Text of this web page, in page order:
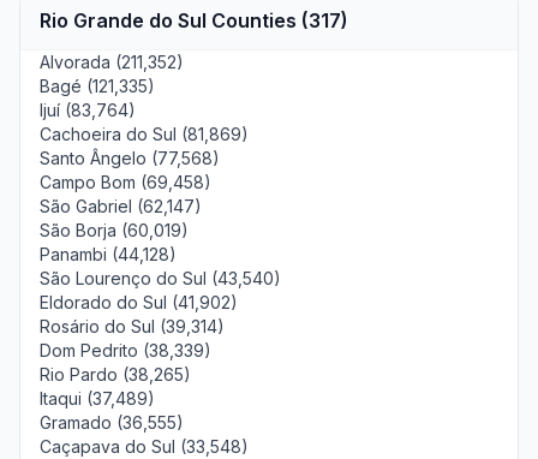
Rio Grande do Sul Counties (317)
Alvorada (211,352)
Bagé (121,335)
Ijuí (83,764)
Cachoeira do Sul (81,869)
Santo Ângelo (77,568)
Campo Bom (69,458)
São Gabriel (62,147)
São Borja (60,019)
Panambi (44,128)
São Lourenço do Sul (43,540)
Eldorado do Sul (41,902)
Rosário do Sul (39,314)
Dom Pedrito (38,339)
Rio Pardo (38,265)
Itaqui (37,489)
Gramado (36,555)
Caçapava do Sul (33,548)